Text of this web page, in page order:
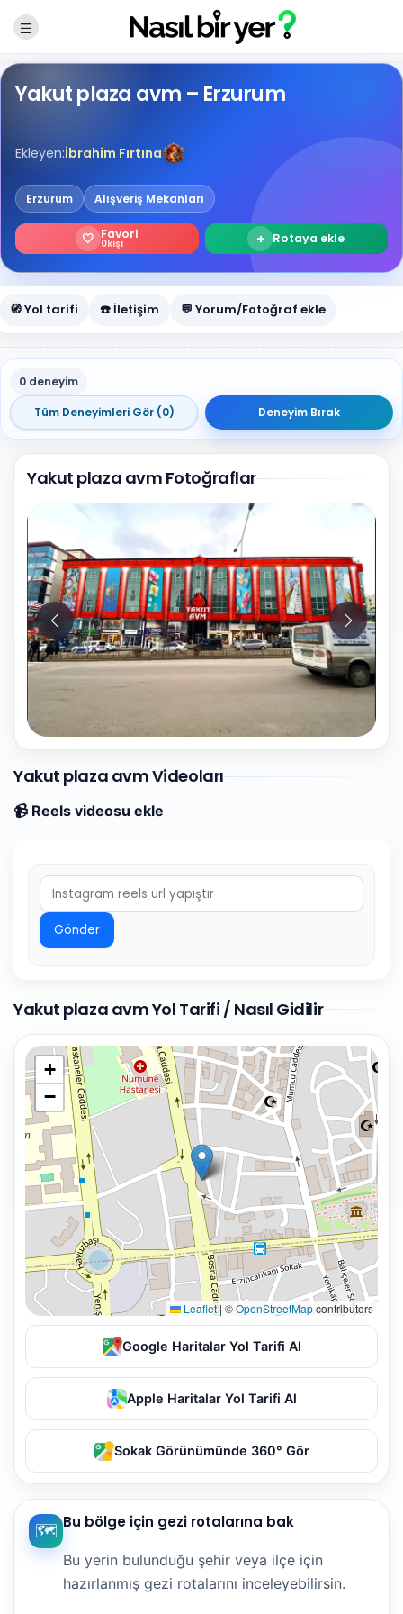
Yakut plaza avm – Erzurum
Ekleyen:İbrahim Fırtına
Erzurum Alışveriş Mekanları
🤍 Favori
0kişi + Rotaya ekle
🧭 Yol tarifi ☎️ İletişim 💬 Yorum/Fotoğraf ekle
0 deneyim
Tüm Deneyimleri Gör (0)
Deneyim Bırak
Yakut plaza avm Fotoğraflar
Yakut plaza avm Videoları
📹 Reels videosu ekle
Gönder
Yakut plaza avm Yol Tarifi / Nasıl Gidilir
+
−
Leaflet | ©OpenStreetMapcontributors
Google Haritalar Yol Tarifi Al
Apple Haritalar Yol Tarifi Al
Sokak Görünümünde 360° Gör
🗺️ Bu bölge için gezi rotalarına bak
Bu yerin bulunduğu şehir veya ilçe için
hazırlanmış gezi rotalarını inceleyebilirsin.